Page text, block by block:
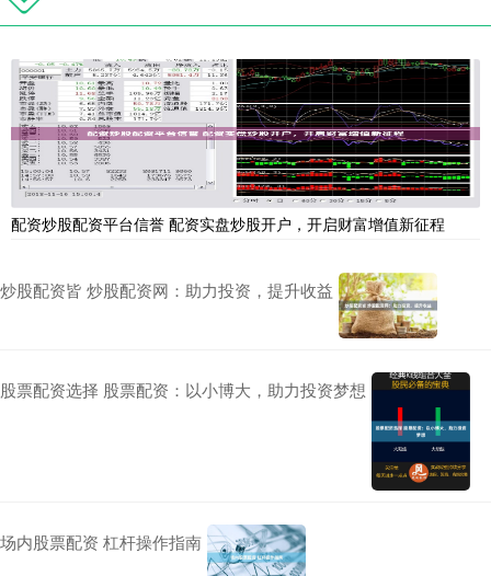
配资炒股配资平台信誉 配资实盘炒股开户，开启财富增值新征程
炒股配资皆 炒股配资网：助力投资，提升收益
股票配资选择 股票配资：以小博大，助力投资梦想
场内股票配资 杠杆操作指南